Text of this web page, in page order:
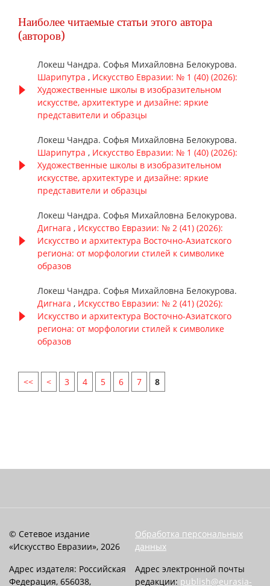
Наиболее читаемые статьи этого автора
(авторов)
Локеш Чандра. Софья Михайловна Белокурова.
Шарипутра , Искусство Евразии: № 1 (40) (2026):
Художественные школы в изобразительном
искусстве, архитектуре и дизайне: яркие
представители и образцы
Локеш Чандра. Софья Михайловна Белокурова.
Шарипутра , Искусство Евразии: № 1 (40) (2026):
Художественные школы в изобразительном
искусстве, архитектуре и дизайне: яркие
представители и образцы
Локеш Чандра. Софья Михайловна Белокурова.
Дигнага , Искусство Евразии: № 2 (41) (2026):
Искусство и архитектура Восточно-Азиатского
региона: от морфологии стилей к символике
образов
Локеш Чандра. Софья Михайловна Белокурова.
Дигнага , Искусство Евразии: № 2 (41) (2026):
Искусство и архитектура Восточно-Азиатского
региона: от морфологии стилей к символике
образов
<< < 3 4 5 6 7 8
© Сетевое издание
«Искусство Евразии», 2026
Адрес издателя: Российская
Федерация, 656038,
Обработка персональных
данных
Адрес электронной почты
редакции: publish@eurasia-